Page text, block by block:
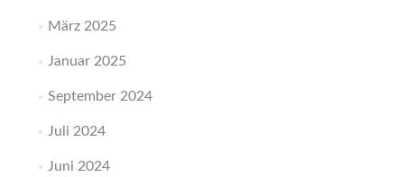
März 2025
Januar 2025
September 2024
Juli 2024
Juni 2024